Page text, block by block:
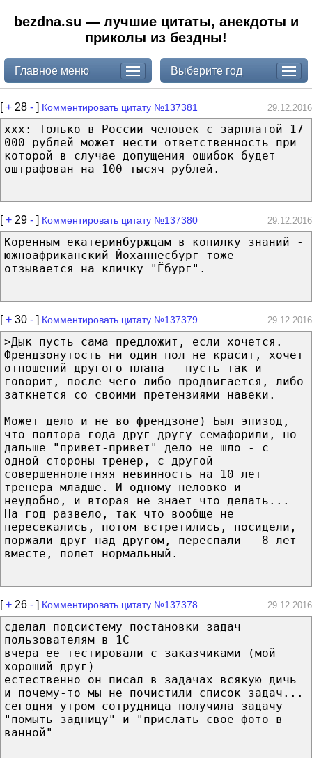
bezdna.su — лучшие цитаты, анекдоты и
приколы из бездны!
Главное меню Выберите год
[+ 28 - ] Комментировать цитату №137381 29.12.2016
xxx: Только в России человек с зарплатой 17
000 рублей может нести ответственность при
которой в случае допущения ошибок будет
оштрафован на 100 тысяч рублей.
[+ 29 - ] Комментировать цитату №137380 29.12.2016
Коренным екатеринбуржцам в копилку знаний -
южноафриканский Йоханнесбург тоже
отзывается на кличку "Ёбург".
[+ 30 - ] Комментировать цитату №137379 29.12.2016
>Дык пусть сама предложит, если хочется.
Френдзонутость ни один пол не красит, хочет
отношений другого плана - пусть так и
говорит, после чего либо продвигается, либо
заткнется со своими претензиями навеки.
Может дело и не во френдзоне) Был эпизод,
что полтора года друг другу семафорили, но
дальше "привет-привет" дело не шло - с
одной стороны тренер, с другой
совершеннолетняя невинность на 10 лет
тренера младше. И одному неловко и
неудобно, и вторая не знает что делать...
На год развело, так что вообще не
пересекались, потом встретились, посидели,
поржали друг над другом, переспали - 8 лет
вместе, полет нормальный.
[+ 26 - ] Комментировать цитату №137378 29.12.2016
сделал подсистему постановки задач
пользователям в 1С
вчера ее тестировали с заказчиками (мой
хороший друг)
естественно он писал в задачах всякую дичь
и почему-то мы не почистили список задач...
сегодня утром сотрудница получила задачу
"помыть задницу" и "прислать свое фото в
ванной"